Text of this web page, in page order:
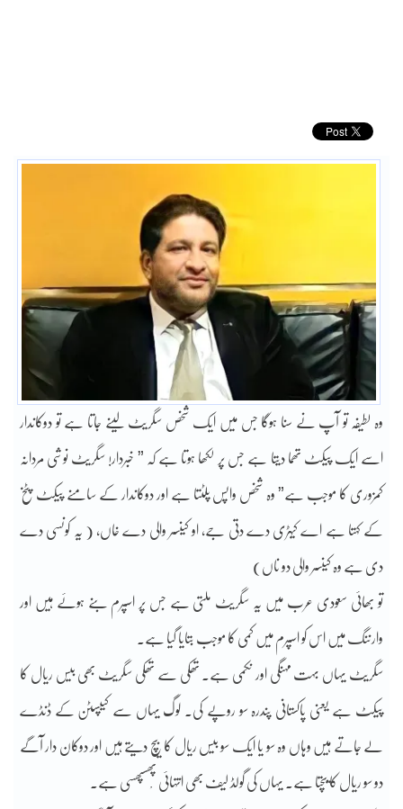
وہ لطیفہ تو آپ نے سنا ہوگا جس میں ایک شخص سگریٹ لینے جاتا ہے تو دوکاندار
اسے ایک پیکٹ تھما دیتا ہے جس پر لکھا ہوتا ہے کہ ” خبردار! سگریٹ نوشی مردانہ
کمزوری کا موجب ہے” وہ شخص واپس پلٹتا ہے اور دوکاندار کے سامنے پیکٹ پٹخ
کے کہتا ہے اے کیہڑی دے دتی جے، او کینسر والی دے خاں، ( یہ کونسی دے
دی ہے وہ کینسر والی دو ناں)
تو بھائی سعودی عرب میں یہ سگریٹ ملتی ہے جس پر اسپرم بنے ہوئے ہیں اور
وارننگ میں اس کو اسپرم میں کمی کا موجب بتایا گیا ہے۔
سگریٹ یہاں بہت مہنگی اور نکمی ہے۔ تھکی سے تھکی سگریٹ بھی بیس ریال کا
پیکٹ ہے یعنی پاکستانی پندرہ سو روپے کی۔ لوگ یہاں سے کیپسٹن کے ڈنڈے
لے جاتے ہیں وہاں وہ سو یا ایک سو بیس ریال کا بیچ دیتے ہیں اور دوکان دار آگے
دو سو ریال کا بیچتا ہے۔ یہاں کی گولڈ لیف بھی انتہائی پْھسپھسی ہے۔